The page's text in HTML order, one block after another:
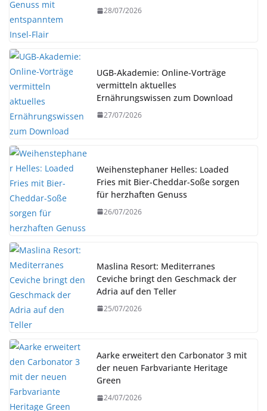
28/07/2026
UGB-Akademie: Online-Vorträge
vermitteln aktuelles
Ernährungswissen zum Download
27/07/2026
Weihenstephaner Helles: Loaded
Fries mit Bier-Cheddar-Soße sorgen
für herzhaften Genuss
26/07/2026
Maslina Resort: Mediterranes
Ceviche bringt den Geschmack der
Adria auf den Teller
25/07/2026
Aarke erweitert den Carbonator 3 mit
der neuen Farbvariante Heritage
Green
24/07/2026